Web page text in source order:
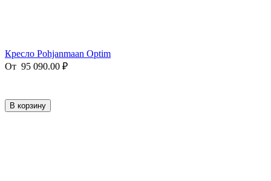
Кресло Pohjanmaan Optim
От 95 090.00 ₽
В корзину